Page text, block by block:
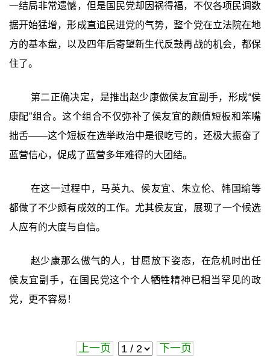
一结局非常遗憾，但是国民党却因祸得福，不仅各项民调数
据开始猛增，形成直追民进党的气势，整个党在立法院在地
方的基本盘，以及四年后寄望新生代反鼓再战的机会，都保
住了。
第二正确决定，是推出赵少康做侯友宜副手，形成“侯
康配”组合。这个组合不仅弥补了侯友宜的颜值短板和笨嘴
拙舌——这个短板在选举政治中是很吃亏的，还极大振奋了
蓝营信心，促成了蓝营多年难得的大团结。
在这一过程中，马英九、侯友宜、朱立伦、韩国瑜等
都做了不少颇有成效的工作。尤其侯友宜，展现了一个候选
人应有的大度与自信。
赵少康那么傲气的人，甘愿放下姿态，在危机时出任
侯友宜副手，在国民党这个个人牺牲精神已相当罕见的政
党，更不容易！
上一页 下一页